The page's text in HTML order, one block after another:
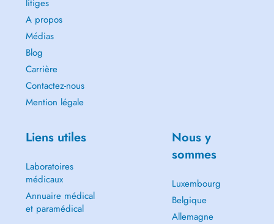
litiges
A propos
Médias
Blog
Carrière
Contactez-nous
Mention légale
Liens utiles
Laboratoires
médicaux
Annuaire médical
et paramédical
Nous y
sommes
Luxembourg
Belgique
Allemagne